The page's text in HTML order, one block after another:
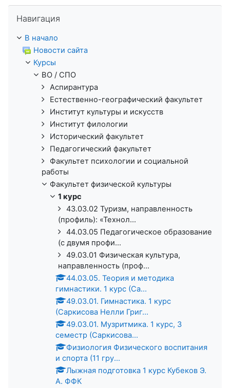
Навигация
В начало
Новости сайта
Курсы
ВО / СПО
Аспирантура
Естественно-географический факультет
Институт культуры и искусств
Институт филологии
Исторический факультет
Педагогический факультет
Факультет психологии и социальной
работы
Факультет физической культуры
1 курс
43.03.02 Туризм, направленность
(профиль): «Технол...
44.03.05 Педагогическое образование
(с двумя профи...
49.03.01 Физическая культура,
направленность (проф...
44.03.05. Теория и методика
гимнастики. 1 курс (Са...
49.03.01. Гимнастика. 1 курс
(Саркисова Нелли Григ...
49.03.01. Музритмика. 1 курс, 3
семестр (Саркисова...
Физиология Физического воспитания
и спорта (11 гру...
Лыжная подготовка 1 курс Кубеков Э.
А. ФФК